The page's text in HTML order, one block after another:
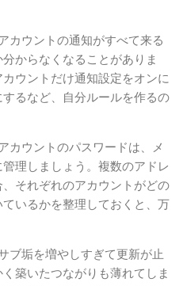
カウントの通知がすべて来る
からなくなることがありま
ウントだけ通知設定をオンに
るなど、自分ルールを作るの
カウントのパスワードは、メ
理しましょう。複数のアドレ
それぞれのアカウントがどの
いるかを整理しておくと、万
ブ垢を増やしすぎて更新が止
築いたつながりも薄れてしま